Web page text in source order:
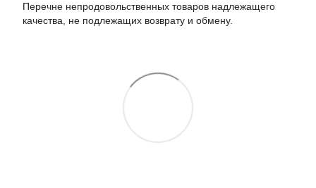
Перечне непродовольственных товаров надлежащего
качества, не подлежащих возврату и обмену.